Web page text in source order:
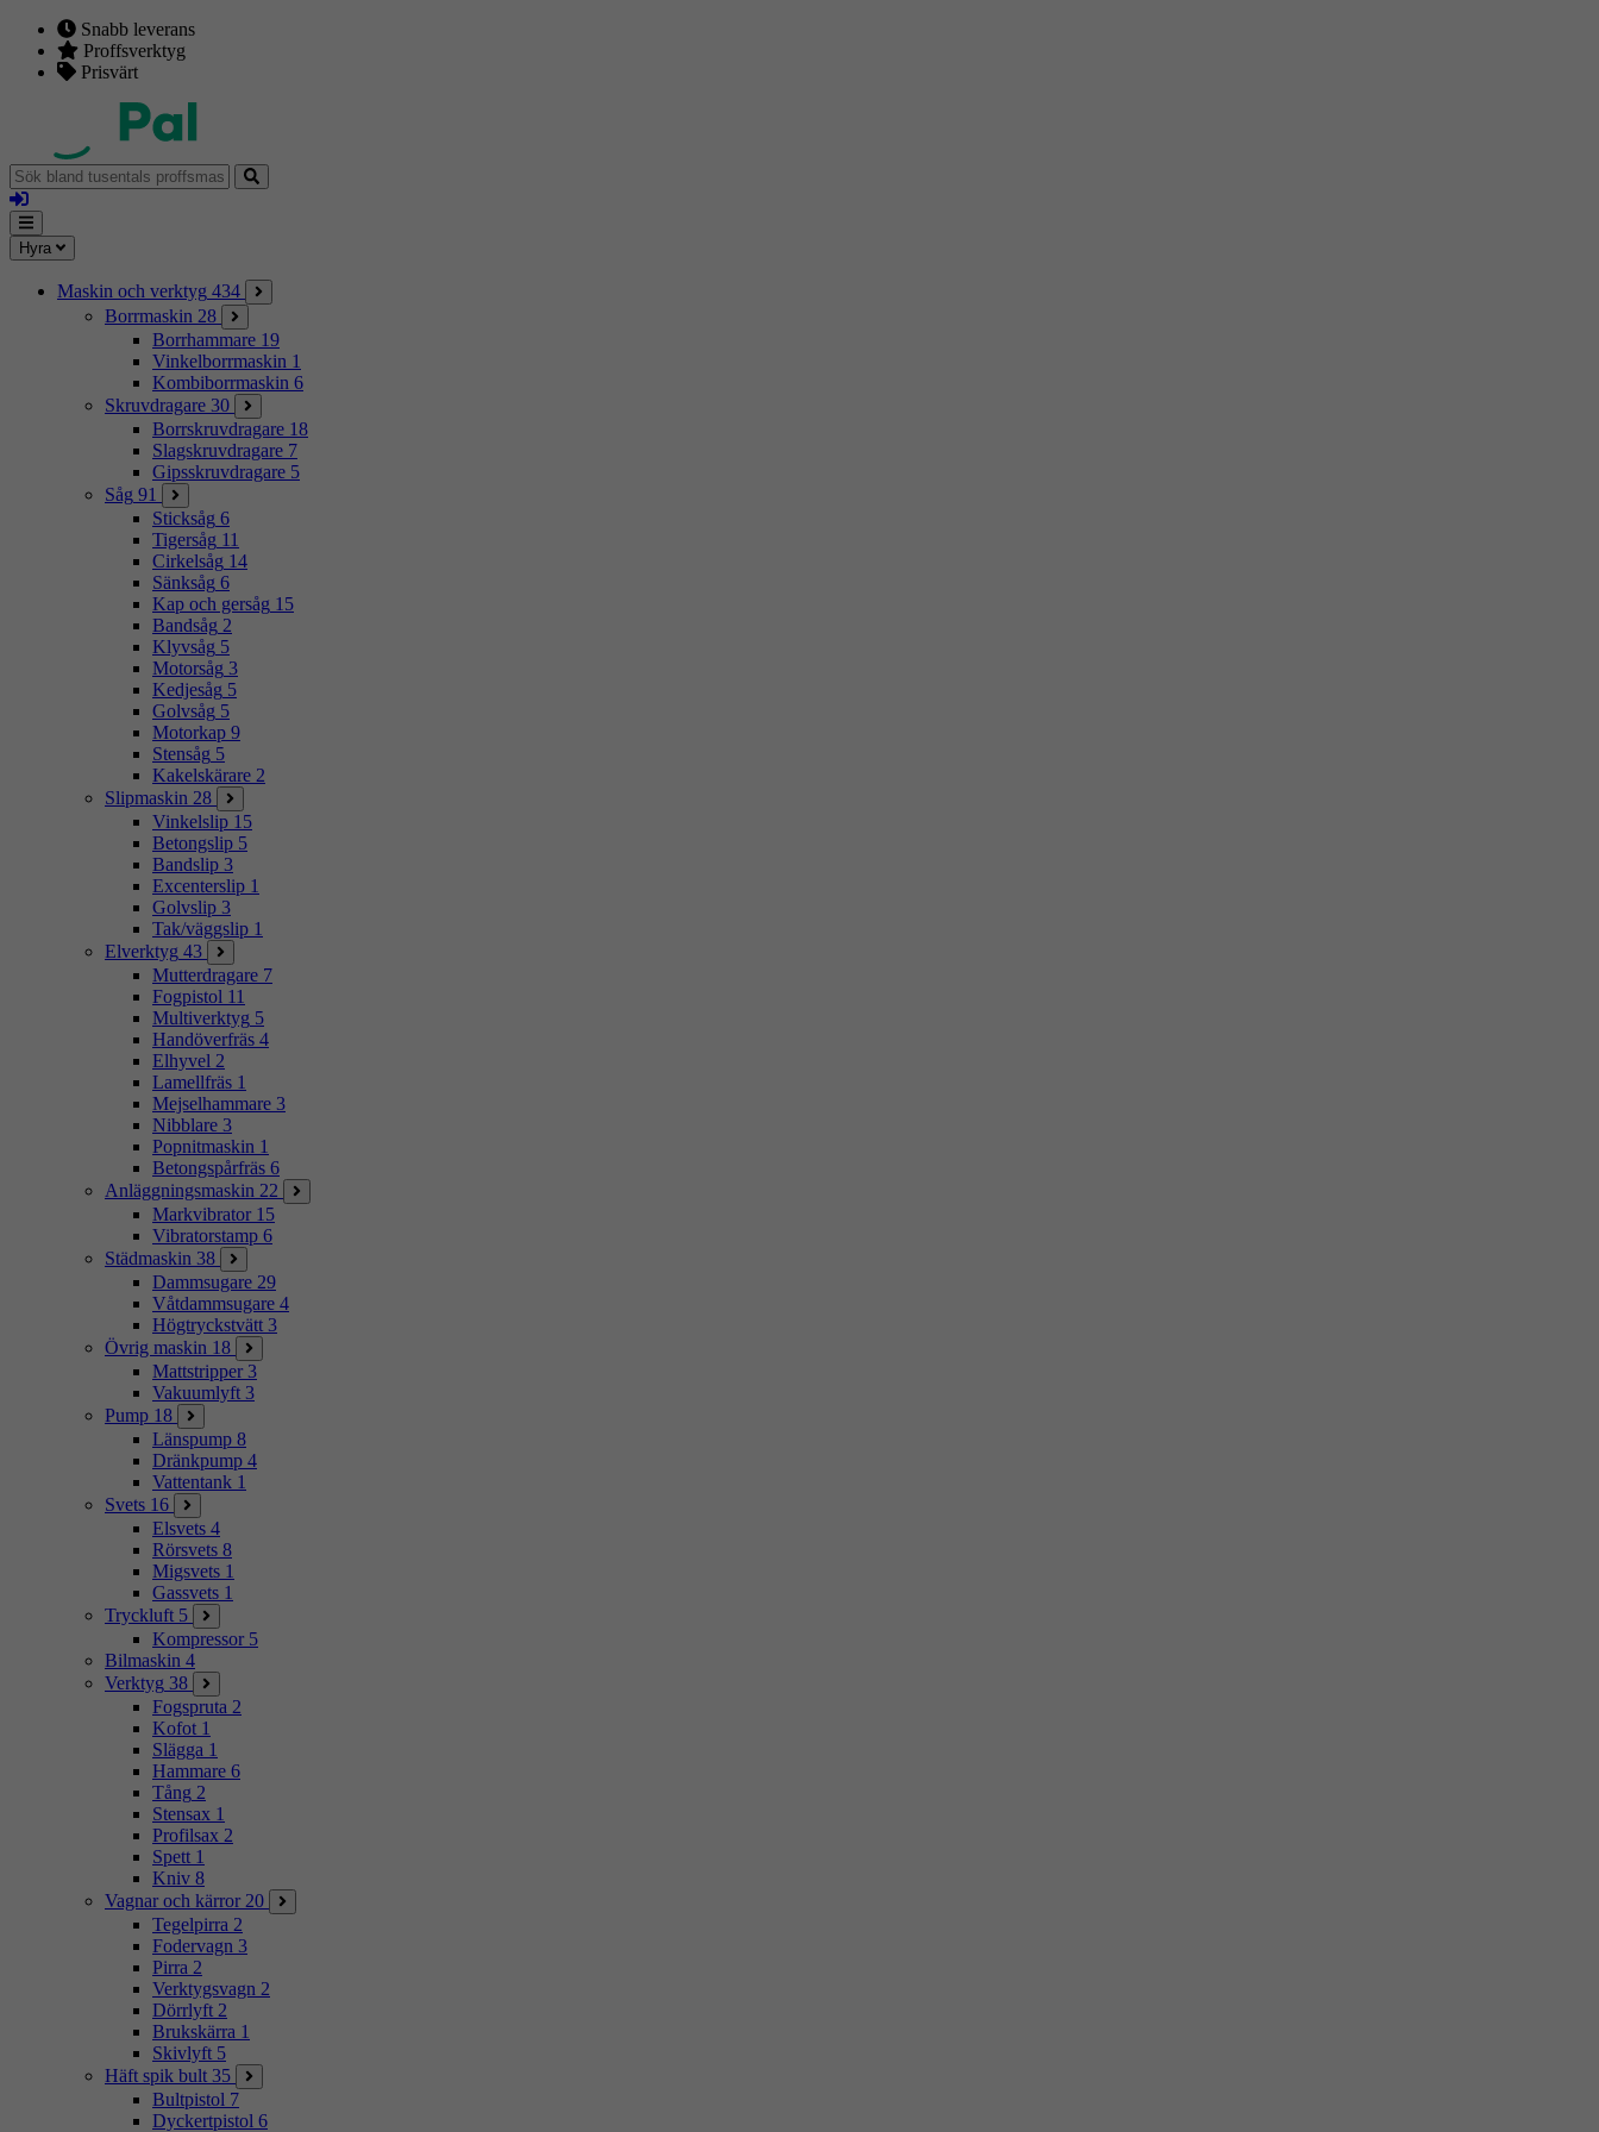
Snabb leverans
Proffsverktyg
Prisvärt
Sök
bland
tusentals
proffsmaskiner
Logga
in
Mina
sidor
Meny
Hyra
Maskin och verktyg 434
Borrmaskin 28
Borrhammare 19
Vinkelborrmaskin 1
Kombiborrmaskin 6
Skruvdragare 30
Borrskruvdragare 18
Slagskruvdragare 7
Gipsskruvdragare 5
Såg 91
Sticksåg 6
Tigersåg 11
Cirkelsåg 14
Sänksåg 6
Kap och gersåg 15
Bandsåg 2
Klyvsåg 5
Motorsåg 3
Kedjesåg 5
Golvsåg 5
Motorkap 9
Stensåg 5
Kakelskärare 2
Slipmaskin 28
Vinkelslip 15
Betongslip 5
Bandslip 3
Excenterslip 1
Golvslip 3
Tak/väggslip 1
Elverktyg 43
Mutterdragare 7
Fogpistol 11
Multiverktyg 5
Handöverfräs 4
Elhyvel 2
Lamellfräs 1
Mejselhammare 3
Nibblare 3
Popnitmaskin 1
Betongspårfräs 6
Anläggningsmaskin 22
Markvibrator 15
Vibratorstamp 6
Städmaskin 38
Dammsugare 29
Våtdammsugare 4
Högtryckstvätt 3
Övrig maskin 18
Mattstripper 3
Vakuumlyft 3
Pump 18
Länspump 8
Dränkpump 4
Vattentank 1
Svets 16
Elsvets 4
Rörsvets 8
Migsvets 1
Gassvets 1
Tryckluft 5
Kompressor 5
Bilmaskin 4
Verktyg 38
Fogspruta 2
Kofot 1
Slägga 1
Hammare 6
Tång 2
Stensax 1
Profilsax 2
Spett 1
Kniv 8
Vagnar och kärror 20
Tegelpirra 2
Fodervagn 3
Pirra 2
Verktygsvagn 2
Dörrlyft 2
Brukskärra 1
Skivlyft 5
Häft spik bult 35
Bultpistol 7
Dyckertpistol 6